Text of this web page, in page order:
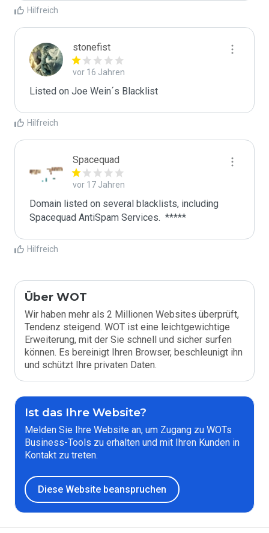
Hilfreich
stonefist
vor 16 Jahren
Listed on Joe Wein´s Blacklist
Hilfreich
Spacequad
vor 17 Jahren
Domain listed on several blacklists, including
Hilfreich
Über WOT
Wir haben mehr als 2 Millionen Websites überprüft,
Tendenz steigend. WOT ist eine leichtgewichtige
Erweiterung, mit der Sie schnell und sicher surfen
können. Es bereinigt Ihren Browser, beschleunigt ihn
und schützt Ihre privaten Daten.
Ist das Ihre Website?
Melden Sie Ihre Website an, um Zugang zu WOTs
Business-Tools zu erhalten und mit Ihren Kunden in
Kontakt zu treten.
Diese Website beanspruchen